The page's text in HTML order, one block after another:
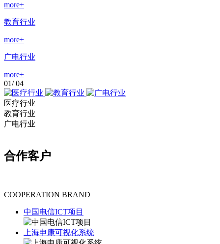
more+
教育行业
more+
广电行业
more+
01/04
医疗行业
教育行业
广电行业
合作客户
COOPERATION BRAND
中国电信ICT项目
上海申康可视化系统